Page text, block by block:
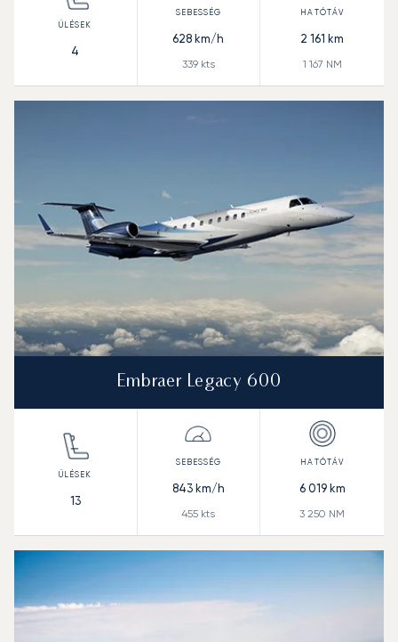
4
628 km/h
339kts
2 161 km
1 167 NM
Embraer Legacy 600
13
843km/h
455 kts
6 019km
3 250 NM